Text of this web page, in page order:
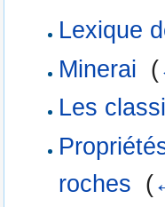
Lexique
Minerai (
Les
roches (